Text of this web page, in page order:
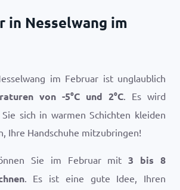
in Nesselwang im
im Februar ist unglaublich
von -5°C und 2°C. Es wird
sich in warmen Schichten kleiden
Ihre Handschuhe mitzubringen!
Sie im Februar mit3 bis 8
. Es ist eine gute Idee, Ihren